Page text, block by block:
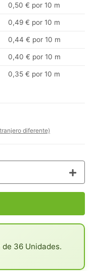
0,50 € por 10 m
0,49 € por 10 m
0,44 € por 10 m
0,40 € por 10 m
0,35 € por 10 m
diferente)
36 Unidades.